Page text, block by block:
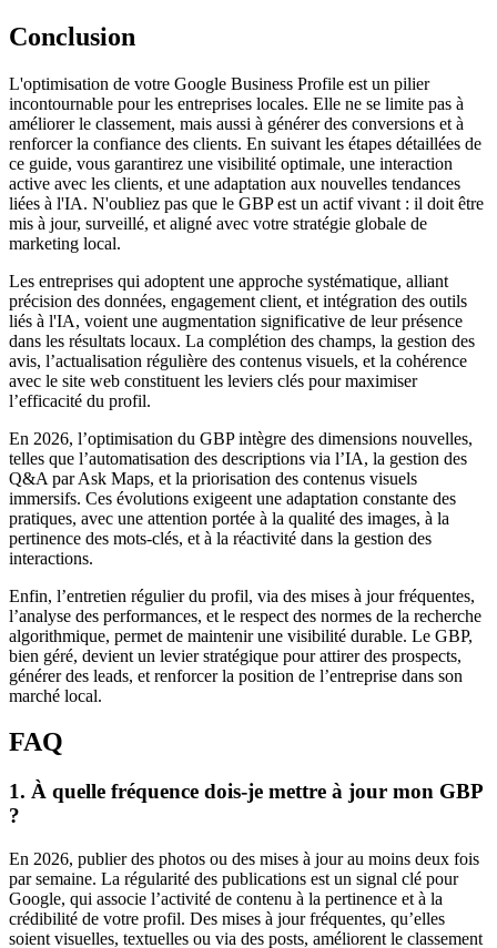
Conclusion
L'optimisation de votre Google Business Profile est un pilier
incontournable pour les entreprises locales. Elle ne se limite pas à
améliorer le classement, mais aussi à générer des conversions et à
renforcer la confiance des clients. En suivant les étapes détaillées de
ce guide, vous garantirez une visibilité optimale, une interaction
active avec les clients, et une adaptation aux nouvelles tendances
liées à l'IA. N'oubliez pas que le GBP est un actif vivant : il doit être
mis à jour, surveillé, et aligné avec votre stratégie globale de
marketing local.
Les entreprises qui adoptent une approche systématique, alliant
précision des données, engagement client, et intégration des outils
liés à l'IA, voient une augmentation significative de leur présence
dans les résultats locaux. La complétion des champs, la gestion des
avis, l’actualisation régulière des contenus visuels, et la cohérence
avec le site web constituent les leviers clés pour maximiser
l’efficacité du profil.
En 2026, l’optimisation du GBP intègre des dimensions nouvelles,
telles que l’automatisation des descriptions via l’IA, la gestion des
Q&A par Ask Maps, et la priorisation des contenus visuels
immersifs. Ces évolutions exigeent une adaptation constante des
pratiques, avec une attention portée à la qualité des images, à la
pertinence des mots-clés, et à la réactivité dans la gestion des
interactions.
Enfin, l’entretien régulier du profil, via des mises à jour fréquentes,
l’analyse des performances, et le respect des normes de la recherche
algorithmique, permet de maintenir une visibilité durable. Le GBP,
bien géré, devient un levier stratégique pour attirer des prospects,
générer des leads, et renforcer la position de l’entreprise dans son
marché local.
FAQ
1. À quelle fréquence dois-je mettre à jour mon GBP
?
En 2026, publier des photos ou des mises à jour au moins deux fois
par semaine. La régularité des publications est un signal clé pour
Google, qui associe l’activité de contenu à la pertinence et à la
crédibilité de votre profil. Des mises à jour fréquentes, qu’elles
soient visuelles, textuelles ou via des posts, améliorent le classement